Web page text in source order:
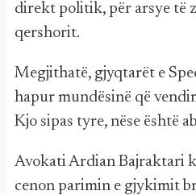
direkt politik, për arsye të
qershorit.
Megjithatë, gjyqtarët e
hapur mundësinë që
Kjo sipas tyre, nëse është
Avokati Ardian Bajraktari
cenon parimin e gjykimit